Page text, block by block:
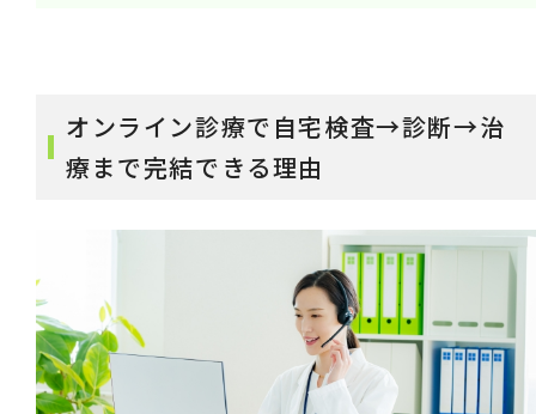
オンライン診療で自宅検査→診断→治
療まで完結できる理由